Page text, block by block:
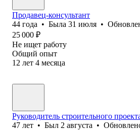
Продавец-консультант
44 года • Была 31 июля •
25 000 ₽
Не ищет работу
Общий опыт
12 лет 4 месяца
Руководитель строительного
47 лет • Был 2 августа •